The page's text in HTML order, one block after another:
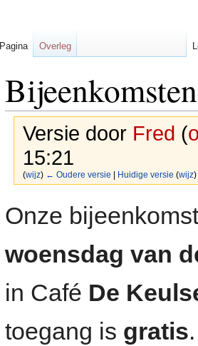
Bijeenkomsten
Versie door Fred (
15:21
(wijz) ← Oudere versie Huidige versie (wijz
navigatie
zoeken
Onze
woensdag van
in Café De
toegang is gratis.
Pagina Overleg